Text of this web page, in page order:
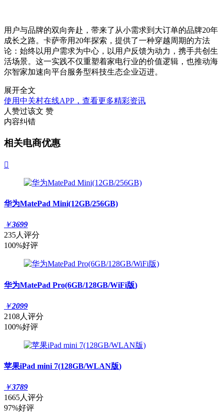
用户与品牌的双向奔赴，带来了从小需求到大订单的品牌20年
成长之路。卡萨帝用20年探索，提供了一种穿越周期的方法
论：始终以用户需求为中心，以用户反馈为动力，携手共创生
活场景。这一实践不仅重塑着家电行业的价值逻辑，也推动海
尔智家加速向平台服务型科技生态企业迈进。
展开全文
使用中关村在线APP，查看更多精彩资讯
人赞过该文 赞
内容纠错
相关电商优惠

华为MatePad Mini(12GB/256GB)
￥3699
235人评分
100%好评
华为MatePad Pro(6GB/128GB/WiFi版)
￥2099
2108人评分
100%好评
苹果iPad mini 7(128GB/WLAN版)
￥3789
1665人评分
97%好评